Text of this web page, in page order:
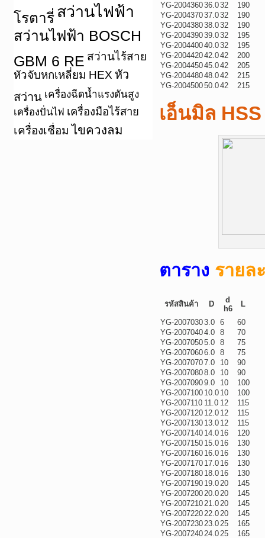
โรตารี่ สว่านไฟฟ้า
สว่านไฟฟ้า BOSCH
GBM 6 RE สว่านไร้สาย
หัวจับหกเหลี่ยม HEX หัว
สว่าน เครื่องฉีดน้ำแรงดันสูง
เครื่องปั่นไฟ เครื่องมือไร้สาย
เครื่องเชื่อม ไขควงลม
YG-200436036.032
190
YG-200437037.032
190
YG-200438038.032
190
YG-200439039.032
195
YG-200440040.032
195
YG-200442042.042
200
YG-200445045.042
205
YG-200448048.042
215
YG-200450050.042 215
เอ็นมิล
ตาราง รายล
รหัสสินค้า D
d
h6
L
YG-20070303.0 6
60
YG-20070404.0 8
70
YG-20070505.0 8
75
YG-20070606.0 8
75
YG-20070707.0 10
90
YG-20070808.0 10
90
YG-20070909.0 10
100
YG-2007100 10.0 10
100
YG-2007110 11.0 12
115
YG-2007120 12.0 12
115
YG-2007130 13.0 12
115
YG-2007140 14.0 16
120
YG-2007150 15.0 16
130
YG-2007160 16.0 16
130
YG-2007170 17.0 16
130
YG-2007180 18.0 16
130
YG-2007190 19.020
145
YG-200720020.020
145
YG-200721021.020
145
YG-200722022.020
145
YG-200723023.025
165
YG-200724024.025 165